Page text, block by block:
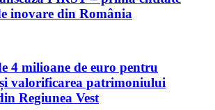
inovare din România
4 milioane de euro pentru
valorificarea patrimoniului
Regiunea Vest